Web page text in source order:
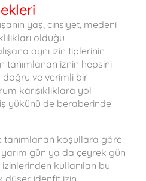
yaş, cinsiyet, medeni
olduğu
aynı izin tiplerinin
tanımlanan iznin hepsini
doğru ve verimli bir
karışıklıklara yol
yükünü de beraberinde
tanımlanan koşullara göre
gün ya da çeyrek gün
kullanılan bu